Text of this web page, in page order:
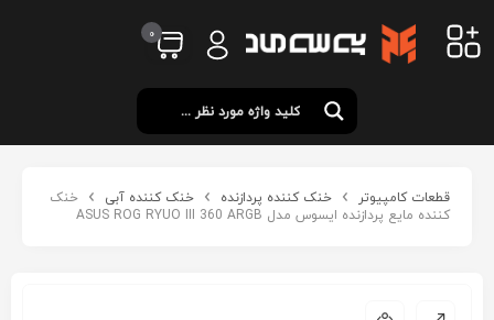
0
قطعات کامپیوتر خنک کننده پردازنده خنک کننده آبی
خنک
کننده مایع پردازنده ایسوس مدل ASUS ROG RYUO III 360 ARGB